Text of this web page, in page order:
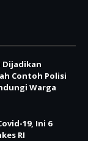
Dijadikan
Contoh Polisi
Warga
19, Ini 6
RI